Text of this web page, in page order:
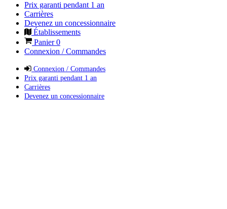
Prix garanti pendant 1 an
Carrières
Devenez un concessionnaire
Établissements
Panier0
Connexion / Commandes
Connexion / Commandes
Prix garanti pendant 1 an
Carrières
Devenez un concessionnaire